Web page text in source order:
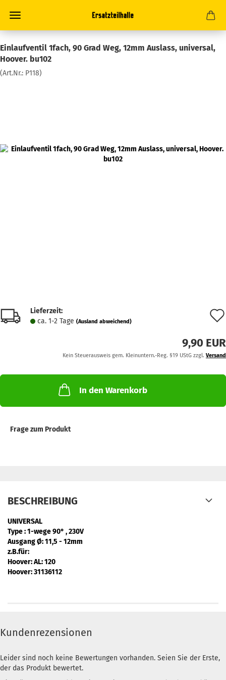
Einlaufventil 1fach, 90 Grad Weg, 12mm Auslass, universal,
Hoover. bu102
(Art.Nr.: P118)
Lieferzeit:
ca. 1-2 Tage (Ausland abweichend)
9,90 EUR
Kein Steuerausweis gem. Kleinuntern.-Reg. §19 UStG zzgl. Versand
In den Warenkorb
Frage zum Produkt
BESCHREIBUNG
UNIVERSAL
Type : 1-wege 90° , 230V
Ausgang Ø: 11,5 - 12mm
z.B.für:
Hoover: AL: 120
Hoover:31136112
Kundenrezensionen
Leider sind noch keine Bewertungen vorhanden. Seien Sie der Erste,
der das Produkt bewertet.